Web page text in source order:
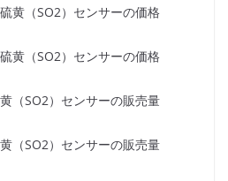
黄（SO2）センサーの価格
黄（SO2）センサーの価格
（SO2）センサーの販売量
（SO2）センサーの販売量